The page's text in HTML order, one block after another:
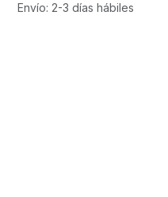
Envío: 2-3 días hábiles